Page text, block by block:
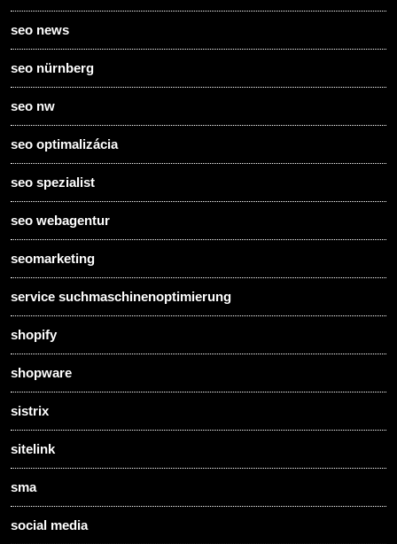
seo news
seo nürnberg
seo nw
seo optimalizácia
seo spezialist
seo webagentur
seomarketing
service suchmaschinenoptimierung
shopify
shopware
sistrix
sitelink
sma
social media